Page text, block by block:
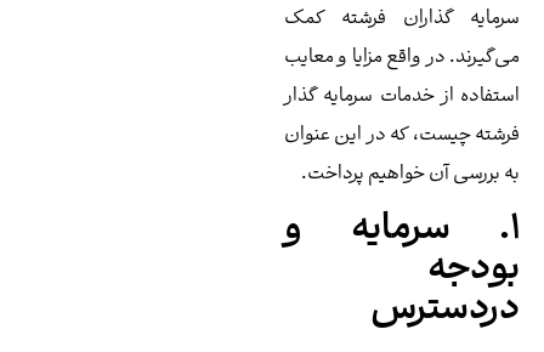
‌گذاران فرشته کمک
در واقع مزایا و معایب
از خدمات سرمایه گذار
چیست، که در این عنوان
بررسی آن خواهیم پرداخت.
۱. سرمایه و